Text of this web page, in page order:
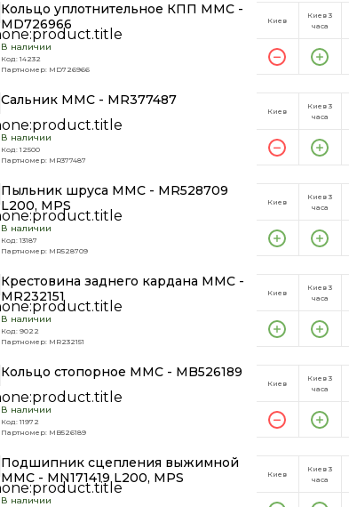
Кольцо уплотнительное КПП MMC -
MD726966
В наличии
Код: 14232
Партномер: MD726966
Киев
Киев 3
часа
Сальник MMC - MR377487
В наличии
Код: 12500
Партномер: MR377487
Киев
Киев 3
часа
Пыльник шруса MMC - MR528709
L200, MPS
В наличии
Код: 13187
Партномер: MR528709
Киев
Киев 3
часа
Крестовина заднего кардана MMC -
MR232151
В наличии
Код: 9022
Партномер: MR232151
Киев
Киев 3
часа
Кольцо стопорное MMC - MB526189
В наличии
Код: 11972
Партномер: MB526189
Киев
Киев 3
часа
Подшипник сцепления выжимной
MMC - MN171419 L200, MPS
В наличии
Киев
Киев 3
часа